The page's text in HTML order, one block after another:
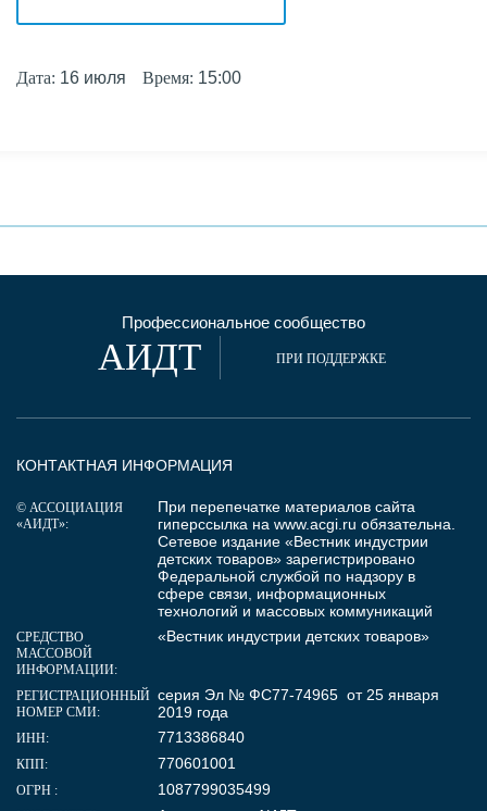
Дата: 16 июля Время: 15:00
Профессиональное сообщество
АИДТ ПРИ ПОДДЕРЖКЕ
КОНТАКТНАЯ ИНФОРМАЦИЯ
© АССОЦИАЦИЯ
«АИДТ»:
При перепечатке материалов сайта
гиперссылка на www.acgi.ru обязательна.
Сетевое издание «Вестник индустрии
детских товаров» зарегистрировано
Федеральной службой по надзору в
сфере связи, информационных
технологий и массовых коммуникаций
СРЕДСТВО
МАССОВОЙ
ИНФОРМАЦИИ:
«Вестник индустрии детских товаров»
РЕГИСТРАЦИОННЫЙ
НОМЕР СМИ:
серия Эл № ФС77-74965 от 25 января
2019 года
ИНН: 7713386840
КПП: 770601001
ОГРН : 1087799035499